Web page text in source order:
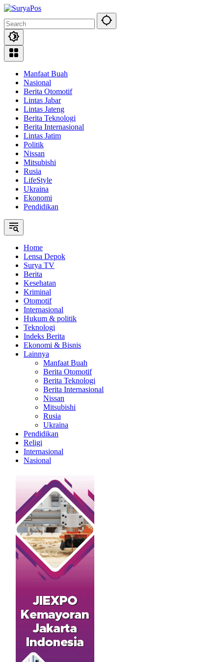
Skip
content
Manfaat Buah
Nasional
Berita Otomotif
Lintas Jabar
Lintas Jateng
Berita Teknologi
Berita Internasional
Lintas Jatim
Politik
Nissan
Mitsubishi
Rusia
LifeStyle
Ukraina
Ekonomi
Pendidikan
Home
Lensa Depok
Surya TV
Berita
Kesehatan
Kriminal
Otomotif
Internasional
Hukum & politik
Teknologi
Indeks Berita
Ekonomi & Bisnis
Lainnya
Manfaat Buah
Berita Otomotif
Berita Teknologi
Berita Internasional
Nissan
Mitsubishi
Rusia
Ukraina
Pendidikan
Religi
Internasional
Nasional